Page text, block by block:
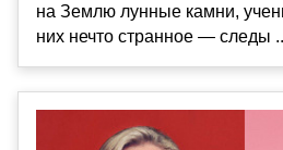
на Землю лунные камни,
них нечто странное — следы